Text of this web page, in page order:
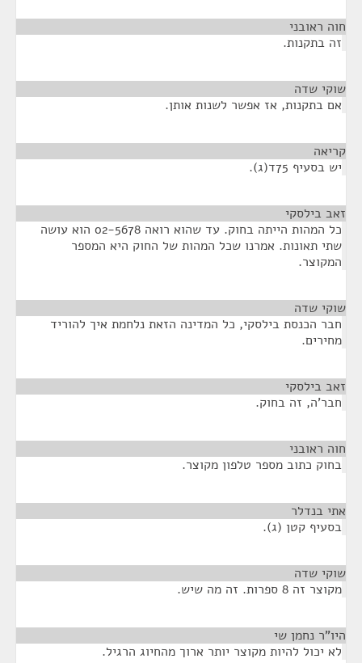
חוה ראובני
זה בתקנות.
שוקי שדה
אם בתקנות, אז אפשר לשנות אותן.
קריאה
יש בסעיף 75ד(ג).
זאב בילסקי
כל המהות הייתה בחוק. עד שהוא רואה 02-5678 הוא עושה
שתי תאונות. אמרנו שכל המהות של החוק היא המספר
המקוצר.
שוקי שדה
חבר הכנסת בילסקי, כל המדינה הזאת נלחמת איך להוריד
מחירים.
זאב בילסקי
חבר'ה, זה בחוק.
חוה ראובני
בחוק כתוב מספר טלפון מקוצר.
אתי בנדלר
בסעיף קטן (ג).
שוקי שדה
מקוצר זה 8 ספרות. זה מה שיש.
היו"ר נחמן שי
לא יכול להיות מקוצר יותר ארוך מהחיוג הרגיל.